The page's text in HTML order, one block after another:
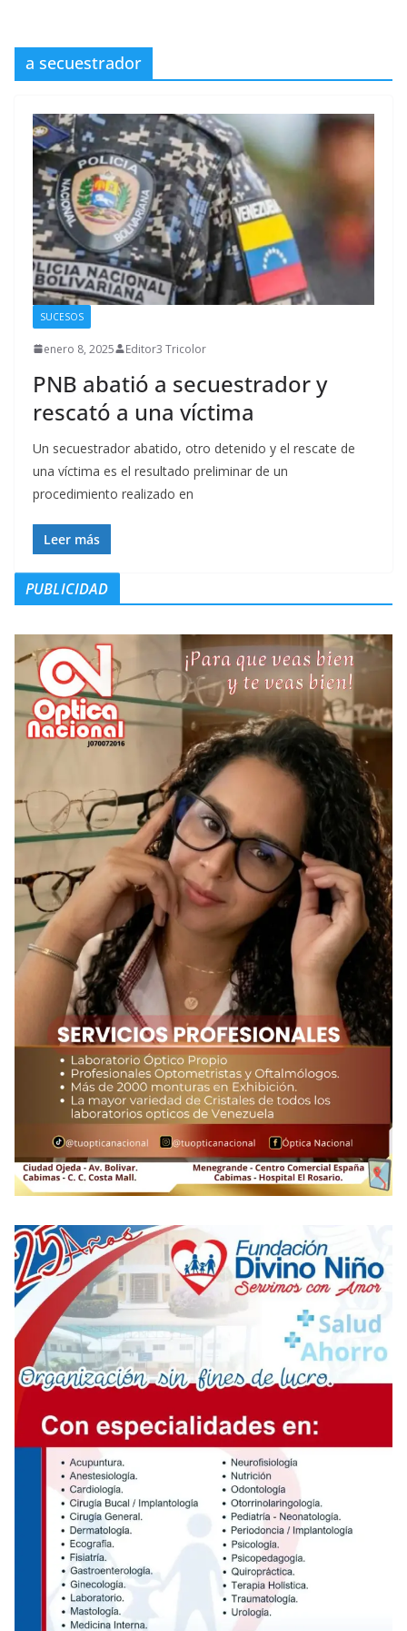
a secuestrador
SUCESOS
enero 8, 2025 Editor3 Tricolor
PNB abatió a secuestrador y
rescató a una víctima
Un secuestrador abatido, otro detenido y el rescate de
una víctima es el resultado preliminar de un
procedimiento realizado en
Leer más
PUBLICIDAD